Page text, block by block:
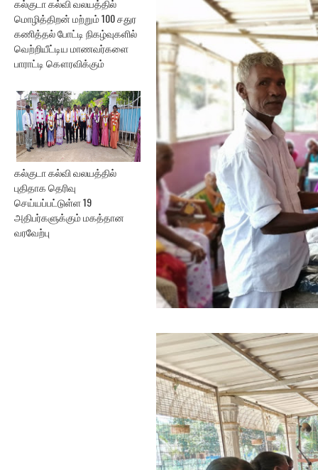
கல்குடா கல்வி வலயத்தில்
மொழித்திறன் மற்றும் 100 சதுர
கணித்தல் போட்டி நிகழ்வுகளில்
வெற்றியீட்டிய மாணவர்களை
பாராட்டி கௌரவிக்கும்
கல்குடா கல்வி வலயத்தில்
புதிதாக தெரிவு
செய்யப்பட்டுள்ள 19
அதிபர்களுக்கும் மகத்தான
வரவேற்பு